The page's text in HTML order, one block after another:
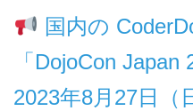
国内の
「DojoCon Japan
2023年8月27日（